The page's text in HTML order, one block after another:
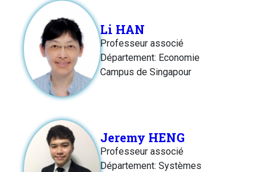
Li HAN
Professeur associé
Département: Economie
Campus de Singapour
Jeremy HENG
Professeur associé
Département: Systèmes